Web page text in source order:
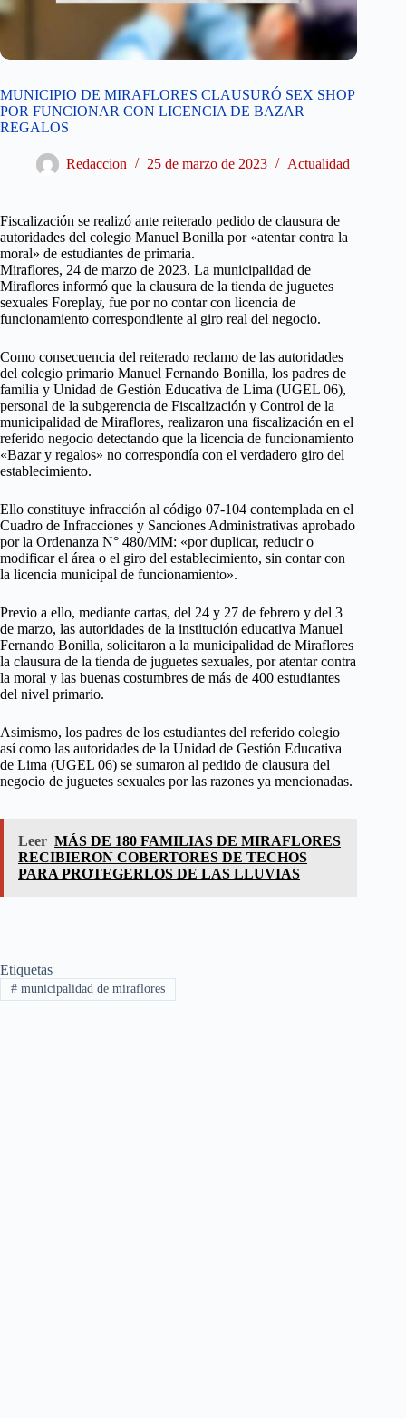
MUNICIPIO DE MIRAFLORES CLAUSURÓ SEX SHOP
POR FUNCIONAR CON LICENCIA DE BAZAR
REGALOS
Redaccion 25 de marzo de 2023 Actualidad
Fiscalización se realizó ante reiterado pedido de clausura de
autoridades del colegio Manuel Bonilla por «atentar contra la
moral» de estudiantes de primaria.
Miraflores, 24 de marzo de 2023. La municipalidad de
Miraflores informó que la clausura de la tienda de juguetes
sexuales Foreplay, fue por no contar con licencia de
funcionamiento correspondiente al giro real del negocio.
Como consecuencia del reiterado reclamo de las autoridades
del colegio primario Manuel Fernando Bonilla, los padres de
familia y Unidad de Gestión Educativa de Lima (UGEL 06),
personal de la subgerencia de Fiscalización y Control de la
municipalidad de Miraflores, realizaron una fiscalización en el
referido negocio detectando que la licencia de funcionamiento
«Bazar y regalos» no correspondía con el verdadero giro del
establecimiento.
Ello constituye infracción al código 07-104 contemplada en el
Cuadro de Infracciones y Sanciones Administrativas aprobado
por la Ordenanza N° 480/MM: «por duplicar, reducir o
modificar el área o el giro del establecimiento, sin contar con
la licencia municipal de funcionamiento».
Previo a ello, mediante cartas, del 24 y 27 de febrero y del 3
de marzo, las autoridades de la institución educativa Manuel
Fernando Bonilla, solicitaron a la municipalidad de Miraflores
la clausura de la tienda de juguetes sexuales, por atentar contra
la moral y las buenas costumbres de más de 400 estudiantes
del nivel primario.
Asimismo, los padres de los estudiantes del referido colegio
así como las autoridades de la Unidad de Gestión Educativa
de Lima (UGEL 06) se sumaron al pedido de clausura del
negocio de juguetes sexuales por las razones ya mencionadas.
Leer MÁS DE 180 FAMILIAS DE MIRAFLORES
RECIBIERON COBERTORES DE TECHOS
PARA PROTEGERLOS DE LAS LLUVIAS
Etiquetas
#municipalidad de miraflores